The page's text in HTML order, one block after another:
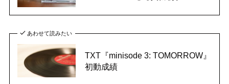
あわせて読みたい
TXT『minisode 3: TOMORROW』
初動成績